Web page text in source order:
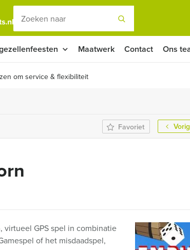
Maatwerk Contact Ons
om service & flexibiliteit
Favoriet
virtueel GPS spel in combinatie
of het misdaadspel,